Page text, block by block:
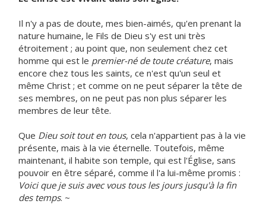
Il n'y a pas de doute, mes bien-aimés, qu'en prenant la
nature humaine, le Fils de Dieu s'y est uni très
étroitement ; au point que, non seulement chez cet
homme qui est le premier-né de toute créature, mais
encore chez tous les saints, ce n'est qu'un seul et
même Christ ; et comme on ne peut séparer la tête de
ses membres, on ne peut pas non plus séparer les
membres de leur tête.
Que Dieu soit tout en tous, cela n'appartient pas à la vie
présente, mais à la vie éternelle. Toutefois, même
maintenant, il habite son temple, qui est l'Église, sans
pouvoir en être séparé, comme il l'a lui-même promis :
Voici que je suis avec vous tous les jours jusqu'à la fin
des temps. ~